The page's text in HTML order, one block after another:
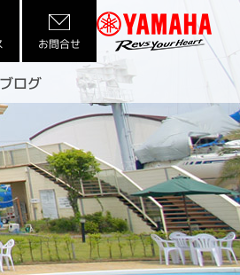
お問合せ
ブログ